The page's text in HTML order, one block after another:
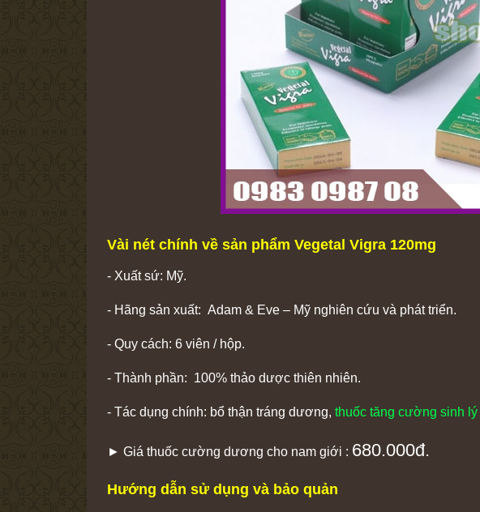
Vài nét chính về sản phẩm Vegetal Vigra 120mg
- Xuất sứ: Mỹ.
- Hãng sản xuất: Adam & Eve – Mỹ nghiên cứu và phát triển.
- Quy cách: 6 viên / hộp.
- Thành phần: 100% thảo dược thiên nhiên.
- Tác dụng chính: bổ thận tráng dương, thuốc tăng cường sinh lý
► Giá thuốc cường dương cho nam giới : 680.000đ.
Hướng dẫn sử dụng và bảo quản